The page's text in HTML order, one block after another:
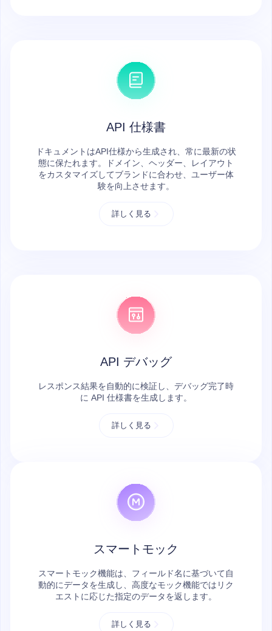
API 仕様書
ドキュメントはAPI仕様から生成され、常に最新の状
態に保たれます。ドメイン、ヘッダー、レイアウト
をカスタマイズしてブランドに合わせ、ユーザー体
験を向上させます。
詳しく見る
API デバッグ
レスポンス結果を自動的に検証し、デバッグ完了時
に API 仕様書を生成します。
詳しく見る
スマートモック
スマートモック機能は、フィールド名に基づいて自
動的にデータを生成し、高度なモック機能ではリク
エストに応じた指定のデータを返します。
詳しく見る